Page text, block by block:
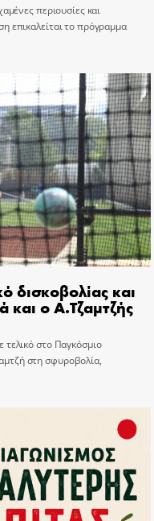
περιουσίες και
επικαλείται το πρόγραμμα
δισκοβολίας και
ο Α.Τζαμτζής
στο Παγκόσμιο
στη σφυροβολία,